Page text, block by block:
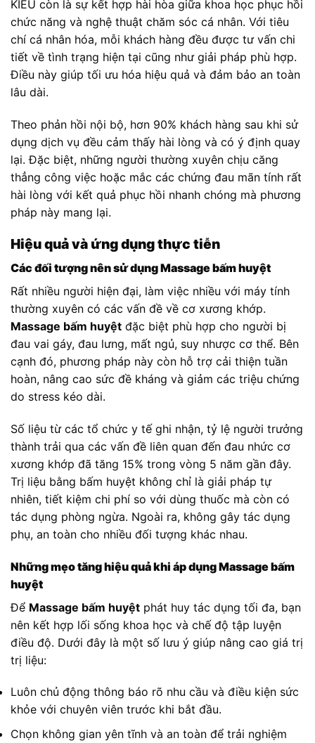
KIỀU còn là sự kết hợp hài hòa giữa khoa học phục hồi
chức năng và nghệ thuật chăm sóc cá nhân. Với tiêu
chí cá nhân hóa, mỗi khách hàng đều được tư vấn chi
tiết về tình trạng hiện tại cũng như giải pháp phù hợp.
Điều này giúp tối ưu hóa hiệu quả và đảm bảo an toàn
lâu dài.
Theo phản hồi nội bộ, hơn 90% khách hàng sau khi sử
dụng dịch vụ đều cảm thấy hài lòng và có ý định quay
lại. Đặc biệt, những người thường xuyên chịu căng
thẳng công việc hoặc mắc các chứng đau mãn tính rất
hài lòng với kết quả phục hồi nhanh chóng mà phương
pháp này mang lại.
Hiệu quả và ứng dụng thực tiễn
Các đối tượng nên sử dụng Massage bấm huyệt
Rất nhiều người hiện đại, làm việc nhiều với máy tính
thường xuyên có các vấn đề về cơ xương khớp.
Massage bấm huyệt đặc biệt phù hợp cho người bị
đau vai gáy, đau lưng, mất ngủ, suy nhược cơ thể. Bên
cạnh đó, phương pháp này còn hỗ trợ cải thiện tuần
hoàn, nâng cao sức đề kháng và giảm các triệu chứng
do stress kéo dài.
Số liệu từ các tổ chức y tế ghi nhận, tỷ lệ người trưởng
thành trải qua các vấn đề liên quan đến đau nhức cơ
xương khớp đã tăng 15% trong vòng 5 năm gần đây.
Trị liệu bằng bấm huyệt không chỉ là giải pháp tự
nhiên, tiết kiệm chi phí so với dùng thuốc mà còn có
tác dụng phòng ngừa. Ngoài ra, không gây tác dụng
phụ, an toàn cho nhiều đối tượng khác nhau.
Những mẹo tăng hiệu quả khi áp dụng Massage bấm
huyệt
Để Massage bấm huyệt phát huy tác dụng tối đa, bạn
nên kết hợp lối sống khoa học và chế độ tập luyện
điều độ. Dưới đây là một số lưu ý giúp nâng cao giá trị
trị liệu:
Luôn chủ động thông báo rõ nhu cầu và điều kiện sức
khỏe với chuyên viên trước khi bắt đầu.
Chọn không gian yên tĩnh và an toàn để trải nghiệm